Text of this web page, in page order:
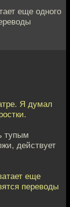
еще одного
Я думал
тупым
действует
еще
переводы